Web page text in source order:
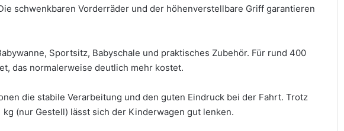
schwenkbaren Vorderräder und der höhenverstellbare Griff garantieren
Sportsitz, Babyschale und praktisches Zubehör. Für rund 400
das normalerweise deutlich mehr kostet.
die stabile Verarbeitung und den guten Eindruck bei der Fahrt. Trotz
kg (nur Gestell) lässt sich der Kinderwagen gut lenken.